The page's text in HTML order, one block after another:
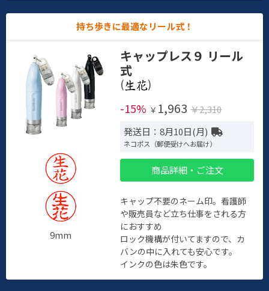
持ち歩きに最適なリール式！
9mm
キャップレス９ リール
式
(
)
-15% ￥ 1,963 ￥2,310
発送日：8月10日(月)
ネコポス（郵便受けへお届け）
商品詳細・ご注文
キャップ不要のネーム印。看護師
や販売員など立ち仕事をされる方
におすすめ
ロック機構が付いてますので、カ
バンの中に入れても安心です。
インクの色は朱色です。